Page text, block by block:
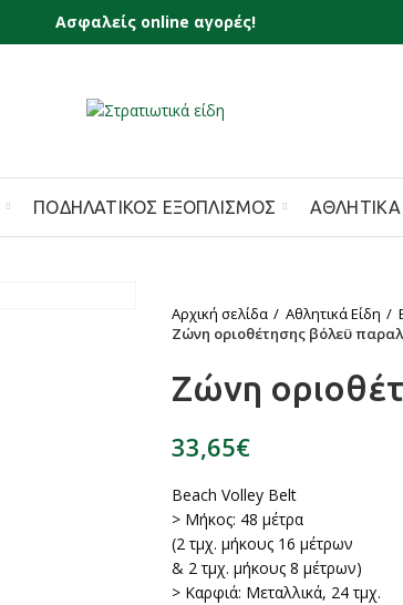
Ασφαλείς online αγορές!
ΠΟΔΗΛΑΤΙΚΌΣ ΕΞΟΠΛΙΣΜΌΣ ΑΘΛΗΤΙΚΆ
Αρχική σελίδα Αθλητικά Είδη
Ζώνη οριοθέτησης βόλεϋ
Ζώνη
€
Beach Volley Belt
> Μήκος: 48 μέτρα
(2 τμχ. μήκους 16 μέτρων
& 2 τμχ. μήκους 8 μέτρων)
> Καρφιά: Μεταλλικά, 24 τμχ.